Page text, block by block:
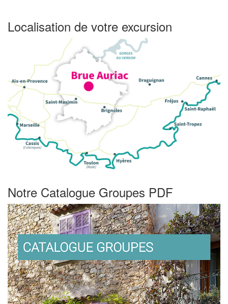
Localisation de votre excursion
Notre Catalogue Groupes PDF